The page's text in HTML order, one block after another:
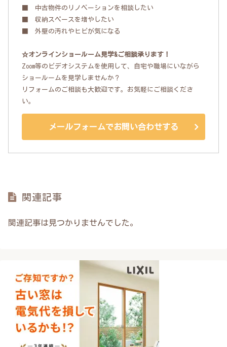
■ 中古物件のリノベーションを相談したい
■ 収納スペースを増やしたい
■ 外壁の汚れやヒビが気になる
☆オンラインショールーム見学&ご相談承ります！
Zoom等のビデオシステムを使用して、自宅や職場にいながら
ショールームを見学しませんか？
リフォームのご相談も大歓迎です。お気軽にご相談くださ
い。
メールフォームでお問い合わせする
関連記事
関連記事は見つかりませんでした。